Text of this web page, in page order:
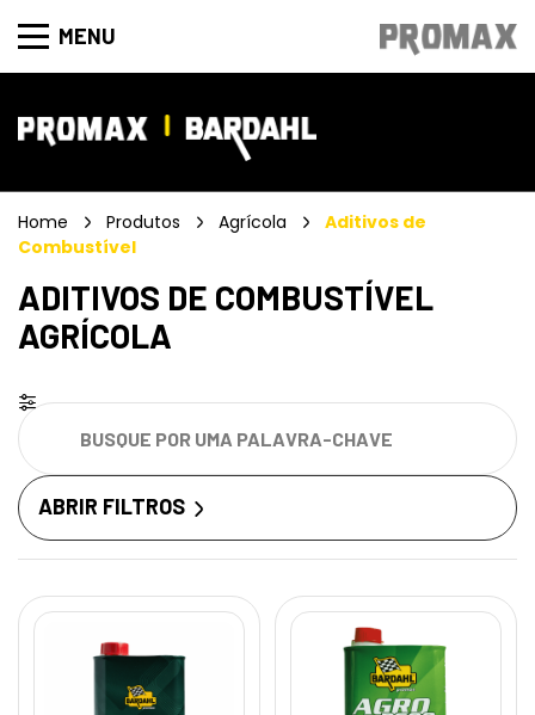
MENU
Home Produtos Agrícola
Aditivos de
Combustível
ADITIVOS DE COMBUSTÍVEL
AGRÍCOLA
ABRIR FILTROS